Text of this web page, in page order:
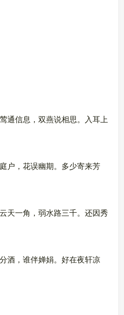
通信息，双燕说相思。入耳上
户，花误幽期。多少寄来芳
天一角，弱水路三千。还因秀
酒，谁伴婵娟。好在夜轩凉